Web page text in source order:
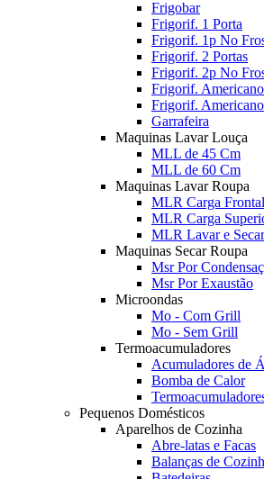
Frigobar
Frigorif. 1 Porta
Frigorif. 1p No
Frigorif. 2 Portas
Frigorif. 2p No
Frigorif.
Frigorif.
Garrafeira
Maquinas Lavar Louça
MLL de 45 Cm
MLL de 60 Cm
Maquinas Lavar Roupa
MLR Carga Frontal
MLR Carga
MLR Lavar e
Maquinas Secar Roupa
Msr Por
Msr Por Exaustão
Microondas
Mo - Com Grill
Mo - Sem Grill
Termoacumuladores
Acumuladores de
Bomba de Calor
Pequenos Domésticos
Aparelhos de Cozinha
Abre-latas e Facas
Balanças de